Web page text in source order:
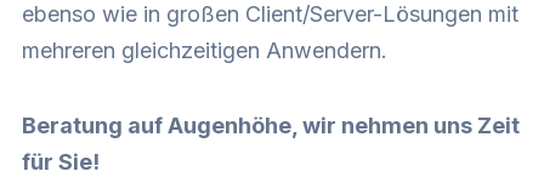
ebenso wie in großen Client/Server-Lösungen mit
mehreren gleichzeitigen Anwendern.
Beratung auf Augenhöhe, wir nehmen uns Zeit
für Sie!